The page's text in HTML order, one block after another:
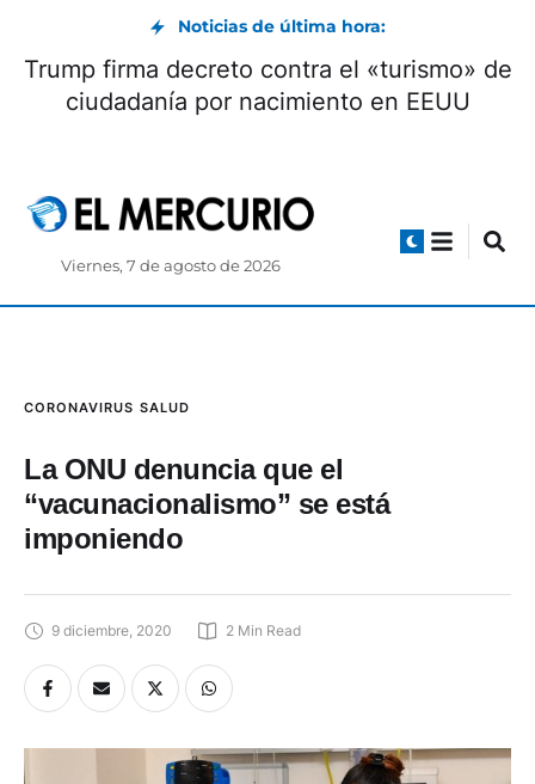
Noticias de última hora:
Trump firma decreto contra el «turismo» de
ciudadanía por nacimiento en EEUU
Viernes, 7 de agosto de 2026
CORONAVIRUS SALUD
La ONU denuncia que el
“vacunacionalismo” se está
imponiendo
9 diciembre, 2020 2 Min Read